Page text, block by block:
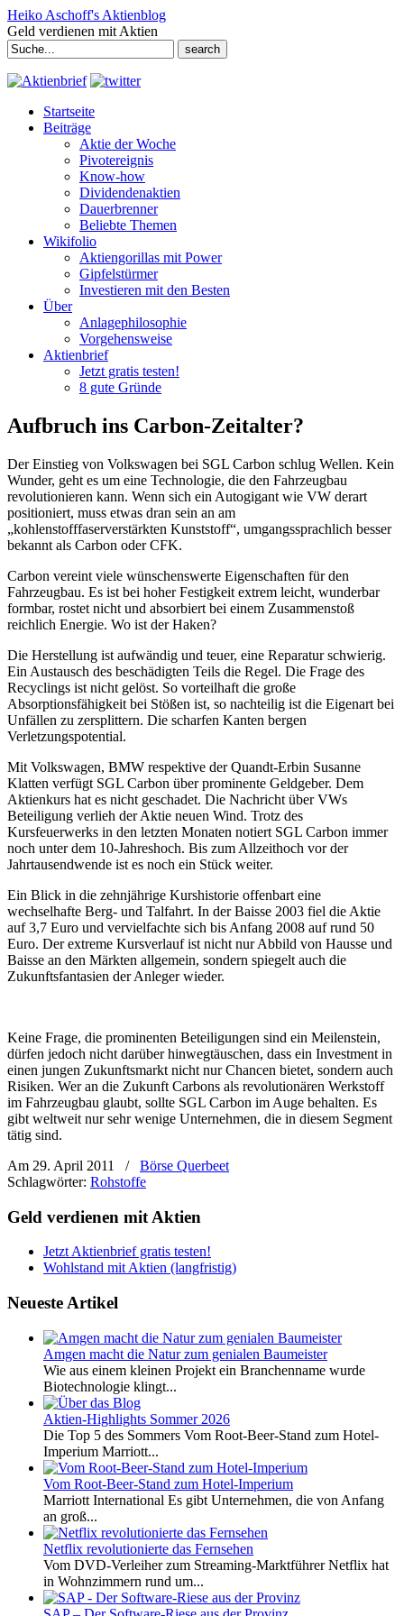
Heiko Aschoff's Aktienblog
Geld verdienen mit Aktien
Search
for:
Startseite
Beiträge
Aktie der Woche
Pivotereignis
Know-how
Dividendenaktien
Dauerbrenner
Beliebte Themen
Wikifolio
Aktiengorillas mit Power
Gipfelstürmer
Investieren mit den Besten
Über
Anlagephilosophie
Vorgehensweise
Aktienbrief
Jetzt gratis testen!
8 gute Gründe
Aufbruch ins Carbon-Zeitalter?
Der Einstieg von Volkswagen bei SGL Carbon schlug Wellen. Kein
Wunder, geht es um eine Technologie, die den Fahrzeugbau
revolutionieren kann. Wenn sich ein Autogigant wie VW derart
positioniert, muss etwas dran sein an am
„kohlenstofffaserverstärkten Kunststoff“, umgangssprachlich besser
bekannt als Carbon oder CFK.
Carbon vereint viele wünschenswerte Eigenschaften für den
Fahrzeugbau. Es ist bei hoher Festigkeit extrem leicht, wunderbar
formbar, rostet nicht und absorbiert bei einem Zusammenstoß
reichlich Energie. Wo ist der Haken?
Die Herstellung ist aufwändig und teuer, eine Reparatur schwierig.
Ein Austausch des beschädigten Teils die Regel. Die Frage des
Recyclings ist nicht gelöst. So vorteilhaft die große
Absorptionsfähigkeit bei Stößen ist, so nachteilig ist die Eigenart bei
Unfällen zu zersplittern. Die scharfen Kanten bergen
Verletzungspotential.
Mit Volkswagen, BMW respektive der Quandt-Erbin Susanne
Klatten verfügt SGL Carbon über prominente Geldgeber. Dem
Aktienkurs hat es nicht geschadet. Die Nachricht über VWs
Beteiligung verlieh der Aktie neuen Wind. Trotz des
Kursfeuerwerks in den letzten Monaten notiert SGL Carbon immer
noch unter dem 10-Jahreshoch. Bis zum Allzeithoch vor der
Jahrtausendwende ist es noch ein Stück weiter.
Ein Blick in die zehnjährige Kurshistorie offenbart eine
wechselhafte Berg- und Talfahrt. In der Baisse 2003 fiel die Aktie
auf 3,7 Euro und vervielfachte sich bis Anfang 2008 auf rund 50
Euro. Der extreme Kursverlauf ist nicht nur Abbild von Hausse und
Baisse an den Märkten allgemein, sondern spiegelt auch die
Zukunftsfantasien der Anleger wieder.
Keine Frage, die prominenten Beteiligungen sind ein Meilenstein,
dürfen jedoch nicht darüber hinwegtäuschen, dass ein Investment in
einen jungen Zukunftsmarkt nicht nur Chancen bietet, sondern auch
Risiken. Wer an die Zukunft Carbons als revolutionären Werkstoff
im Fahrzeugbau glaubt, sollte SGL Carbon im Auge behalten. Es
gibt weltweit nur sehr wenige Unternehmen, die in diesem Segment
tätig sind.
Am 29. April 2011
/
Börse Querbeet
Schlagwörter: Rohstoffe
Geld verdienen mit Aktien
Jetzt Aktienbrief gratis testen!
Wohlstand mit Aktien (langfristig)
Neueste Artikel
Amgen macht die Natur zum genialen Baumeister
Wie aus einem kleinen Projekt ein Branchenname wurde
Biotechnologie klingt...
Aktien-Highlights Sommer 2026
Die Top 5 des Sommers Vom Root-Beer-Stand zum Hotel-
Imperium Marriott...
Vom Root-Beer-Stand zum Hotel-Imperium
Marriott International Es gibt Unternehmen, die von Anfang
an groß...
Netflix revolutionierte das Fernsehen
Vom DVD-Verleiher zum Streaming-Marktführer Netflix hat
in Wohnzimmern rund um...